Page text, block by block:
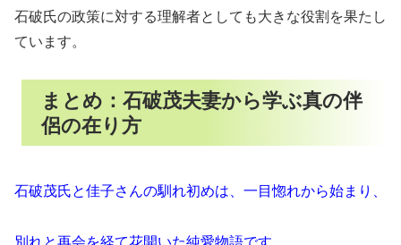
石破氏の政策に対する理解者としても大きな役割を果たし
ています。
まとめ：石破茂夫妻から学ぶ真の伴
侶の在り方
石破茂氏と佳子さんの馴れ初めは、一目惚れから始まり、
別れと再会を経て花開いた純愛物語です。